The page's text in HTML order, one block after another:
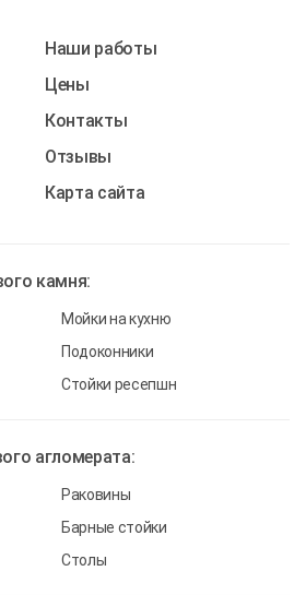
Наши работы
Цены
Контакты
Отзывы
Карта сайта
камня:
Мойки на кухню
Подоконники
Стойки ресепшн
агломерата:
Раковины
Барные стойки
Столы